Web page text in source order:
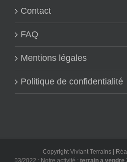
Contact
FAQ
Mentions légales
Politique de confidentialité
Copyright Viviant Terrains |